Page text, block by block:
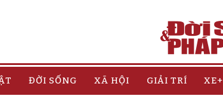
ĐỜI SỐNG XÃ HỘI GIẢI TRÍ